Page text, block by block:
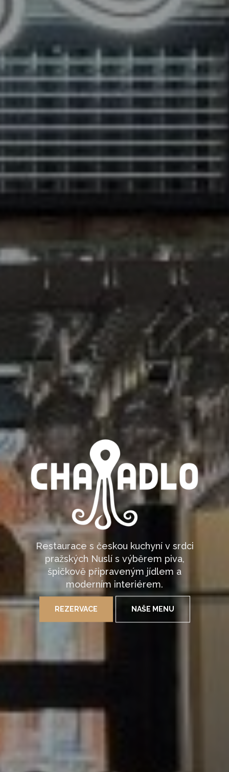
Restaurace s českou kuchyní v srdci
pražských Nuslí s výběrem piva,
špičkově připraveným jídlem a
moderním interiérem.
REZERVACE NAŠE MENU